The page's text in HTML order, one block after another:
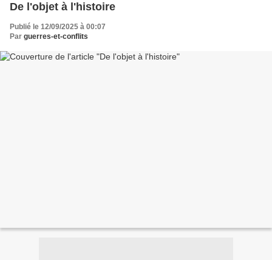
De l'objet à l'histoire
Publié le 12/09/2025 à 00:07
Par guerres-et-conflits